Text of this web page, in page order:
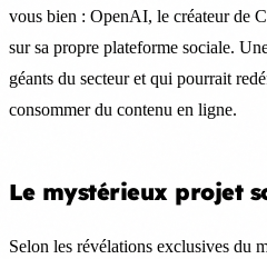
vous bien : OpenAI, le créateur de
sur sa propre plateforme sociale.
géants du secteur et qui pourrait
consommer du contenu en ligne.
Le mystérieux projet
Selon les révélations exclusives du